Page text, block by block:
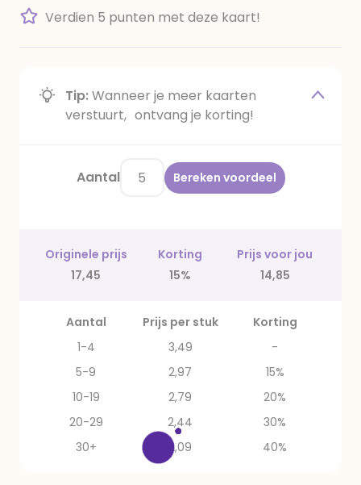
Verdien 5 punten met deze kaart!
Tip:Wanneer je meer kaarten
verstuurt, ontvang je korting!
Aantal Bereken voordeel
Originele prijs Korting
Prijs voor jou
17,45
15% 14,85
Aantal Prijs per stuk
Korting
1-4
3,49
-
5-9
2,97
15%
10-19
2,79
20%
20-29
2,44
30%
30+
2,09 40%